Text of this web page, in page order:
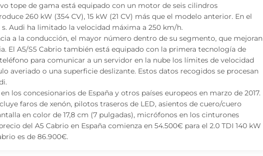
tope de gama está equipado con un motor de seis cilindros
260 kW (354 CV), 15 kW (21 CV) más que el modelo anterior. En el
Audi ha limitado la velocidad máxima a 250 km/h.
a la conducción, el mayor número dentro de su segmento, que mejoran
El A5/S5 Cabrio también está equipado con la primera tecnología de
para comunicar a un servidor en la nube los límites de velocidad
averiado o una superficie deslizante. Estos datos recogidos se procesan
los concesionarios de España y otros países europeos en marzo de 2017.
faros de xenón, pilotos traseros de LED, asientos de cuero/cuero
en color de 17,8 cm (7 pulgadas), micrófonos en los cinturones
del A5 Cabrio en España comienza en 54.500€ para el 2.0 TDI 140 kW
es de 86.900€.